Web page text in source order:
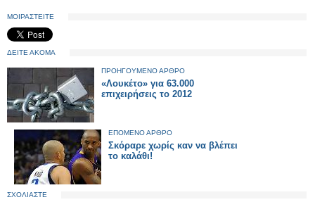
ΜΟΙΡΑΣΤΕΙΤΕ
ΔΕΙΤΕ ΑΚΟΜΑ
ΠΡΟΗΓΟΥΜΕΝΟ ΑΡΘΡΟ
«Λουκέτο» για 63.000
επιχειρήσεις το 2012
ΕΠΟΜΕΝΟ ΑΡΘΡΟ
Σκόραρε χωρίς καν να βλέπει
το καλάθι!
ΣΧΟΛΙΑΣΤΕ